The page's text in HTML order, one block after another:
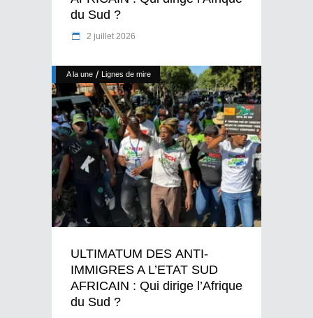
du Sud ?
2 juillet 2026
A la une / Lignes de mire
ULTIMATUM DES ANTI-
IMMIGRES A L’ETAT SUD
AFRICAIN : Qui dirige l’Afrique
du Sud ?